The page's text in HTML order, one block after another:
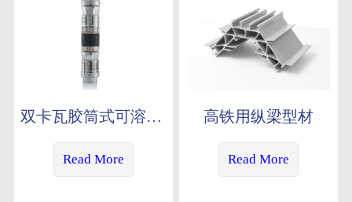
双卡瓦胶筒式可溶桥塞
Read More
高铁用纵梁型材
Read More